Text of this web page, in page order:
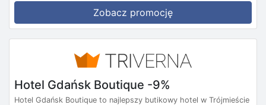
Zobacz promocję
Hotel Gdańsk Boutique -9%
Hotel Gdańsk Boutique to najlepszy butikowy hotel w Trójmieście